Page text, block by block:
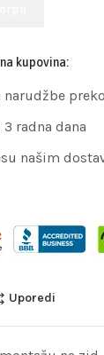
kupovina:
narudžbe
radna dana
našim
Uporedi